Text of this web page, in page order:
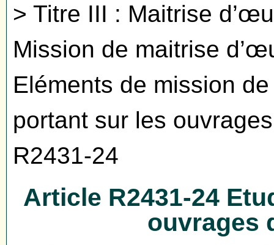
> Titre III : Maitrise
Mission de maitrise
Eléments de mission
portant sur les
R2431-24
Article R2431-24
ouvrages